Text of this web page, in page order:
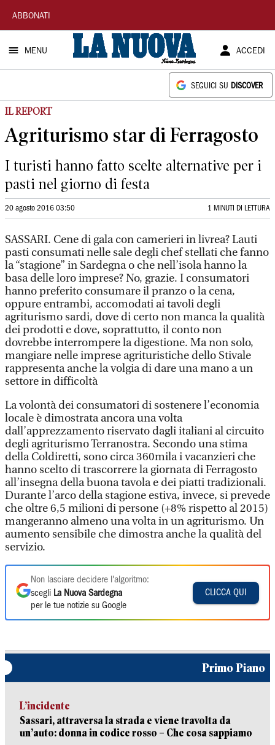
La
Nuova
Sardegna
ABBONATI
MENU ACCEDI
SEGUICI SU DISCOVER
IL REPORT
Agriturismo star di Ferragosto
I turisti hanno fatto scelte alternative per i
pasti nel giorno di festa
20 agosto 2016 03:50 1 MINUTI DI LETTURA
SASSARI. Cene di gala con camerieri in livrea? Lauti
pasti consumati nelle sale degli chef stellati che fanno
la “stagione” in Sardegna o che nell’isola hanno la
basa delle loro imprese? No, grazie. I consumatori
hanno preferito consumare il pranzo o la cena,
oppure entrambi, accomodati ai tavoli degli
agriturismo sardi, dove di certo non manca la qualità
dei prodotti e dove, soprattutto, il conto non
dovrebbe interrompere la digestione. Ma non solo,
mangiare nelle imprese agrituristiche dello Stivale
rappresenta anche la volgia di dare una mano a un
settore in difficoltà
La volontà dei consumatori di sostenere l’economia
locale è dimostrata ancora una volta
dall’apprezzamento riservato dagli italiani al circuito
degli agriturismo Terranostra. Secondo una stima
della Coldiretti, sono circa 360mila i vacanzieri che
hanno scelto di trascorrere la giornata di Ferragosto
all’insegna della buona tavola e dei piatti tradizionali.
Durante l’arco della stagione estiva, invece, si prevede
che oltre 6,5 milioni di persone (+8% rispetto al 2015)
mangeranno almeno una volta in un agriturismo. Un
aumento sensibile che dimostra anche la qualità del
servizio.
Non lasciare decidere l'algoritmo:
scegli La Nuova Sardegna
per le tue notizie su Google
CLICCA QUI
Primo Piano
L’incidente
Sassari, attraversa la strada e viene travolta da
un’auto: donna in codice rosso – Che cosa sappiamo